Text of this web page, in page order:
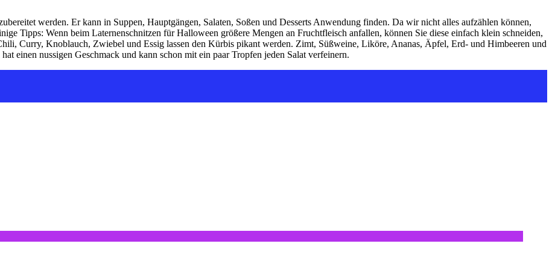
werden. Er kann in Suppen, Hauptgängen, Salaten, Soßen und Desserts Anwendung finden. Da wir nicht alles aufzählen können,
Tipps: Wenn beim Laternenschnitzen für Halloween größere Mengen an Fruchtfleisch anfallen, können Sie diese einfach klein schneiden,
Curry, Knoblauch, Zwiebel und Essig lassen den Kürbis pikant werden. Zimt, Süßweine, Liköre, Ananas, Äpfel, Erd- und Himbeeren und
einen nussigen Geschmack und kann schon mit ein paar Tropfen jeden Salat verfeinern.